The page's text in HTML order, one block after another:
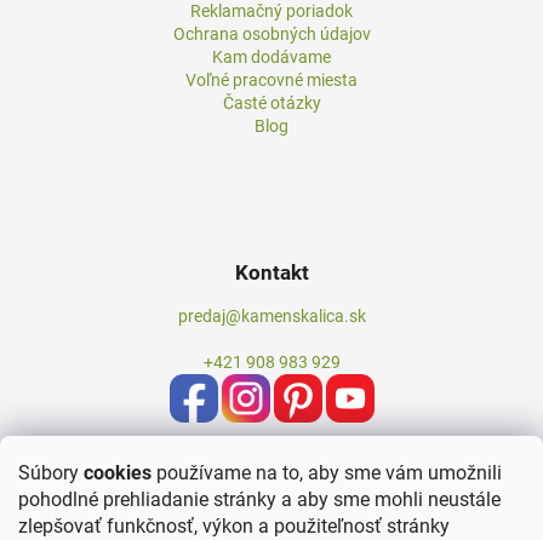
Súbory cookies používame na to, aby sme vám umožnili
pohodlné prehliadanie stránky a aby sme mohli neustále
zlepšovať funkčnosť, výkon a použiteľnosť stránky
Reklamačný poriadok
Ochrana osobných údajov
Kam dodávame
Voľné pracovné miesta
Časté otázky
Blog
Kontakt
predaj@kamenskalica.sk
+421 908 983 929